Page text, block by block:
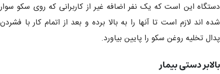
دستگاه این است که یک نفر اضافه غیر از کاربرانی که روی سکو سوار
شده اند لازم است تا آنها را به بالا برده و بعد از اتمام کار با فشردن
پدال تخلیه روغن سکو را پایین بیاورد.
بالابر دستی بیمار